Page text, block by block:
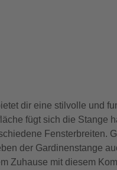
dir eine stilvolle und
fügt sich die
Fensterbreiten.
der Gardinenstange
Zuhause mit diesem